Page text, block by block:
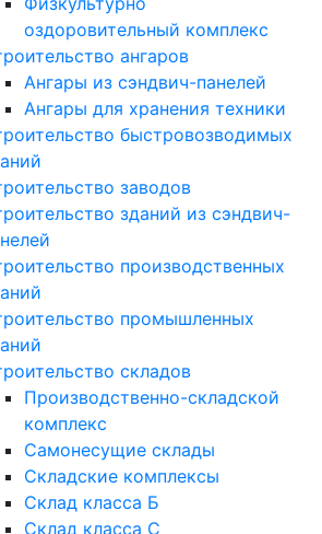
оздоровительный комплекс
ангаров
Ангары из сэндвич-панелей
Ангары для хранения техники
быстровозводимых
заводов
зданий из сэндвич-
производственных
промышленных
складов
Производственно-складской
комплекс
Самонесущие склады
Складские комплексы
Склад класса Б
Склад класса С